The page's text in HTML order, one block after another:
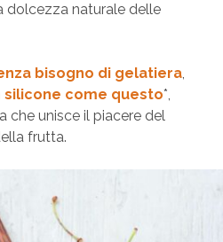
dolcezza naturale delle
bisogno di gelatiera,
silicone come questo*,
che unisce il piacere del
frutta.